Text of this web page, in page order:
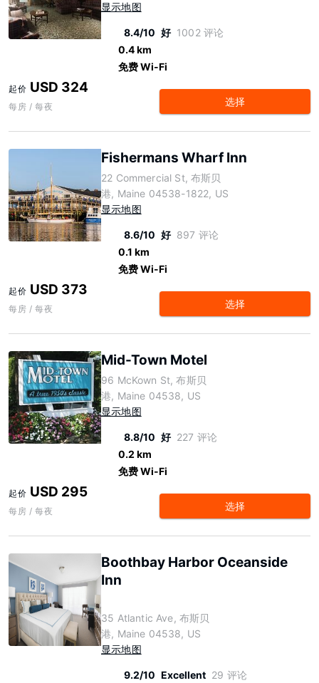
显示地图
8.4/10 好 1002 评论
0.4 km
免费 Wi-Fi
起价 USD 324
每房 / 每夜 选择
Fishermans Wharf Inn
22 Commercial St, 布斯贝
港, Maine 04538-1822, US
显示地图
8.6/10 好 897 评论
0.1 km
免费 Wi-Fi
起价 USD 373
每房 / 每夜 选择
Mid-Town Motel
96 McKown St, 布斯贝
港, Maine 04538, US
显示地图
8.8/10 好 227 评论
0.2 km
免费 Wi-Fi
起价 USD 295
每房 / 每夜 选择
Boothbay Harbor Oceanside
Inn
35 Atlantic Ave, 布斯贝
港, Maine 04538, US
显示地图
9.2/10 Excellent 29 评论